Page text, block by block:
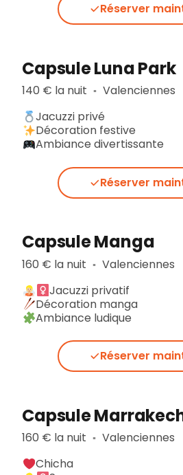
Réserver
Capsule Luna Park
140 € la nuit ▪︎ Valenciennes
Jacuzzi privé
Décoration festive
Ambiance divertissante
Réserver
Capsule Manga
160 € la nuit ▪︎ Valenciennes
Jacuzzi privatif
Décoration manga
Ambiance ludique
Réserver
Capsule
160 € la nuit ▪︎ Valenciennes
Chicha